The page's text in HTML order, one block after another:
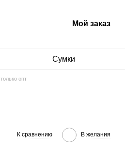
Мой заказ
Сумки
только опт
К сравнению В желания